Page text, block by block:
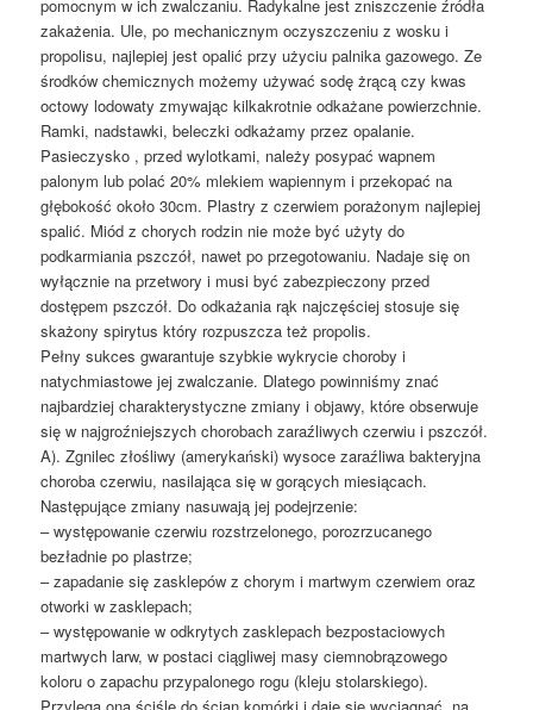
pomocnym w ich zwalczaniu. Radykalne jest zniszczenie źródła
zakażenia. Ule, po mechanicznym oczyszczeniu z wosku i
propolisu, najlepiej jest opalić przy użyciu palnika gazowego. Ze
środków chemicznych możemy używać sodę żrącą czy kwas
octowy lodowaty zmywając kilkakrotnie odkażane powierzchnie.
Ramki, nadstawki, beleczki odkażamy przez opalanie.
Pasieczysko , przed wylotkami, należy posypać wapnem
palonym lub polać 20% mlekiem wapiennym i przekopać na
głębokość około 30cm. Plastry z czerwiem porażonym najlepiej
spalić. Miód z chorych rodzin nie może być użyty do
podkarmiania pszczół, nawet po przegotowaniu. Nadaje się on
wyłącznie na przetwory i musi być zabezpieczony przed
dostępem pszczół. Do odkażania rąk najczęściej stosuje się
skażony spirytus który rozpuszcza też propolis.
Pełny sukces gwarantuje szybkie wykrycie choroby i
natychmiastowe jej zwalczanie. Dlatego powinniśmy znać
najbardziej charakterystyczne zmiany i objawy, które obserwuje
się w najgroźniejszych chorobach zaraźliwych czerwiu i pszczół.
A). Zgnilec złośliwy (amerykański) wysoce zaraźliwa bakteryjna
choroba czerwiu, nasilająca się w gorących miesiącach.
Następujące zmiany nasuwają jej podejrzenie:
– występowanie czerwiu rozstrzelonego, porozrzucanego
bezładnie po plastrze;
– zapadanie się zasklepów z chorym i martwym czerwiem oraz
otworki w zasklepach;
– występowanie w odkrytych zasklepach bezpostaciowych
martwych larw, w postaci ciągliwej masy ciemnobrązowego
koloru o zapachu przypalonego rogu (kleju stolarskiego).